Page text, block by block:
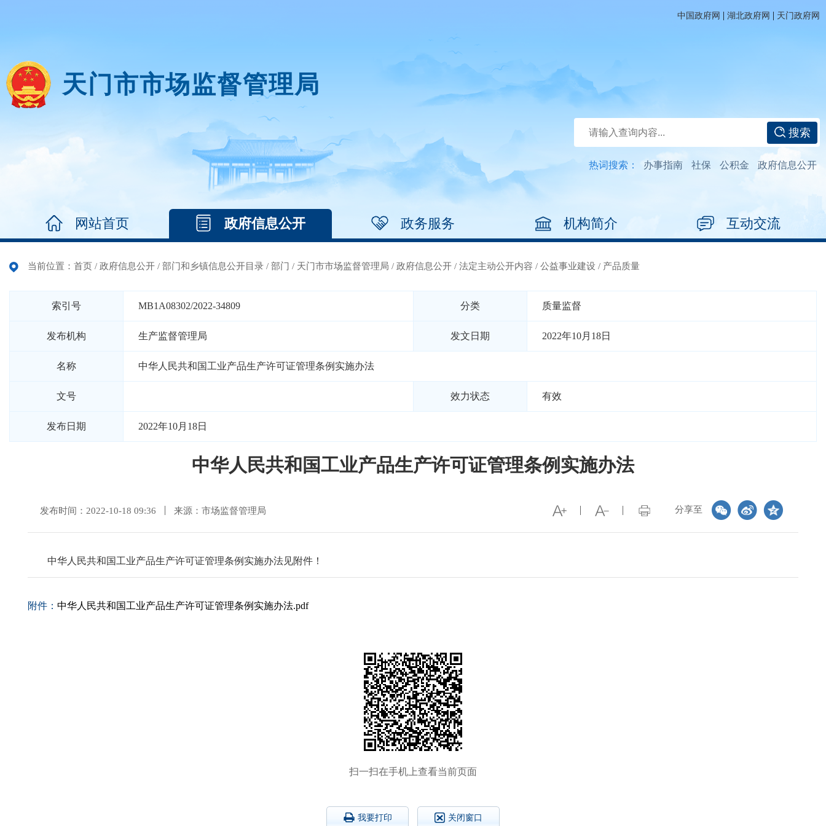
中国政府网 | 湖北政府网 | 天门政府网
天门市市场监督管理局
搜索
热词搜索： 办事指南 社保 公积金 政府信息公开
网站首页 政府信息公开 政务服务 机构简介 互动交流
当前位置： 首页 / 政府信息公开 / 部门和乡镇信息公开目录 / 部门 / 天门市市场监督管理局 / 政府信息公开 / 法定主动公开内容 / 公益事业建设 / 产品质量
索引号 MB1A08302/2022-34809 分类 质量监督
发布机构 生产监督管理局 发文日期 2022年10月18日
名称 中华人民共和国工业产品生产许可证管理条例实施办法
文号 效力状态 有效
发布日期 2022年10月18日
中华人民共和国工业产品生产许可证管理条例实施办法
分享至
发布时间：2022-10-18 09:36 来源：市场监督管理局
中华人民共和国工业产品生产许可证管理条例实施办法见附件！
附件： 中华人民共和国工业产品生产许可证管理条例实施办法.pdf
扫一扫在手机上查看当前页面
我要打印 关闭窗口